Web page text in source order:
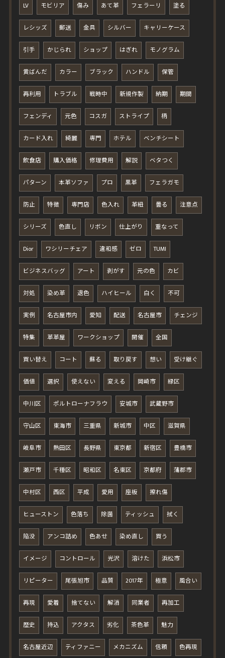
LV モビリア 傷み あて革 フェラーリ 塗る
レシッズ 郵送 金具 シルバー キャリーケース
引手 かじられ ショップ はぎれ モノグラム
黄ばんだ カラー ブラック ハンドル 保管
再利用 トラブル 戦時中 新規作製 納期 期間
フェンディ 元色 コスガ ストライプ 柄
カード入れ 綺麗 専門 ホテル ベンチシート
飲食店 購入価格 修理費用 解説 ベタつく
パターン 本革ソファ プロ 黒革 フェラガモ
防止 特徴 専門店 色入れ 革紐 曇る 注意点
シリーズ 色直し リボン 仕上がり 重なって
Dior ワシリーチェア 違和感 ゼロ TUMI
ビジネスバッグ アート 剥がす 元の色 カビ
対処 染め革 退色 ハイヒール 白く 不可
実例 名古屋市内 愛知 配送 名古屋市 チェンジ
特集 革革屋 ワークショップ 開催 全国
買い替え コート 蘇る 取り戻す 想い 受け継ぐ
価値 選択 使えない 変える 岡崎市 緑区
中川区 ポルトローナフラウ 安城市 武蔵野市
守山区 東海市 三重県 新城市 中区 滋賀県
岐阜市 熱田区 長野県 東京都 新宿区 豊橋市
瀬戸市 千種区 昭和区 名東区 京都府 蒲郡市
中村区 西区 平成 愛用 座板 擦れ傷
ヒューストン 色落ち 除菌 ティッシュ 拭く
陥没 アンコ詰め 色あせ 染め直し 買う
イメージ コントロール 光沢 溶けた 浜松市
リピーター 尾張旭市 品質 2017年 極意 風合い
再現 愛着 捨てない 解消 同業者 再加工
歴史 持込 アクタス 劣化 茶色革 魅力
名古屋近辺 ティファニー メカニズム 信頼 色再現